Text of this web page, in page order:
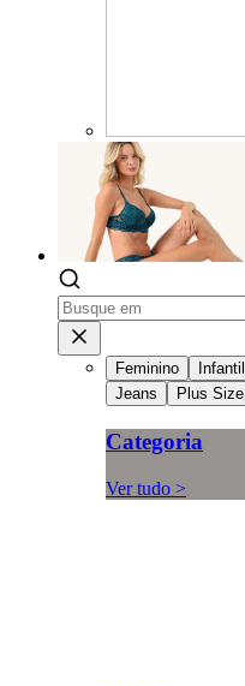
Feminino Infantil
Jeans
Plus Size
Categoria
Ver tudo >